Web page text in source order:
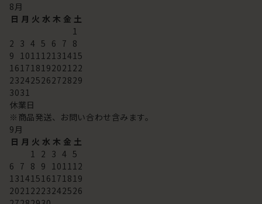
8月
日 月 火 水 木 金 土
1
2 3 4 5 6 7 8
9 101112131415
16171819202122
23242526272829
3031
休業日
※商品発送、お問い合わせ含みます。
9月
日 月 火 水 木 金 土
1 2 3 4 5
6 7 8 9 101112
13141516171819
20212223242526